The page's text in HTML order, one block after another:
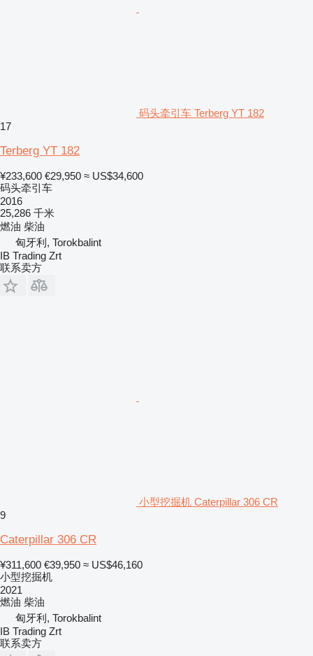
码头牵引车 Terberg YT 182
17
Terberg YT 182
¥233,600 €29,950 ≈ US$34,600
码头牵引车
2016
25,286 千米
燃油 柴油
匈牙利, Torokbalint
IB Trading Zrt
联系卖方
小型挖掘机 Caterpillar 306 CR
9
Caterpillar 306 CR
¥311,600 €39,950 ≈ US$46,160
小型挖掘机
2021
燃油 柴油
匈牙利, Torokbalint
IB Trading Zrt
联系卖方